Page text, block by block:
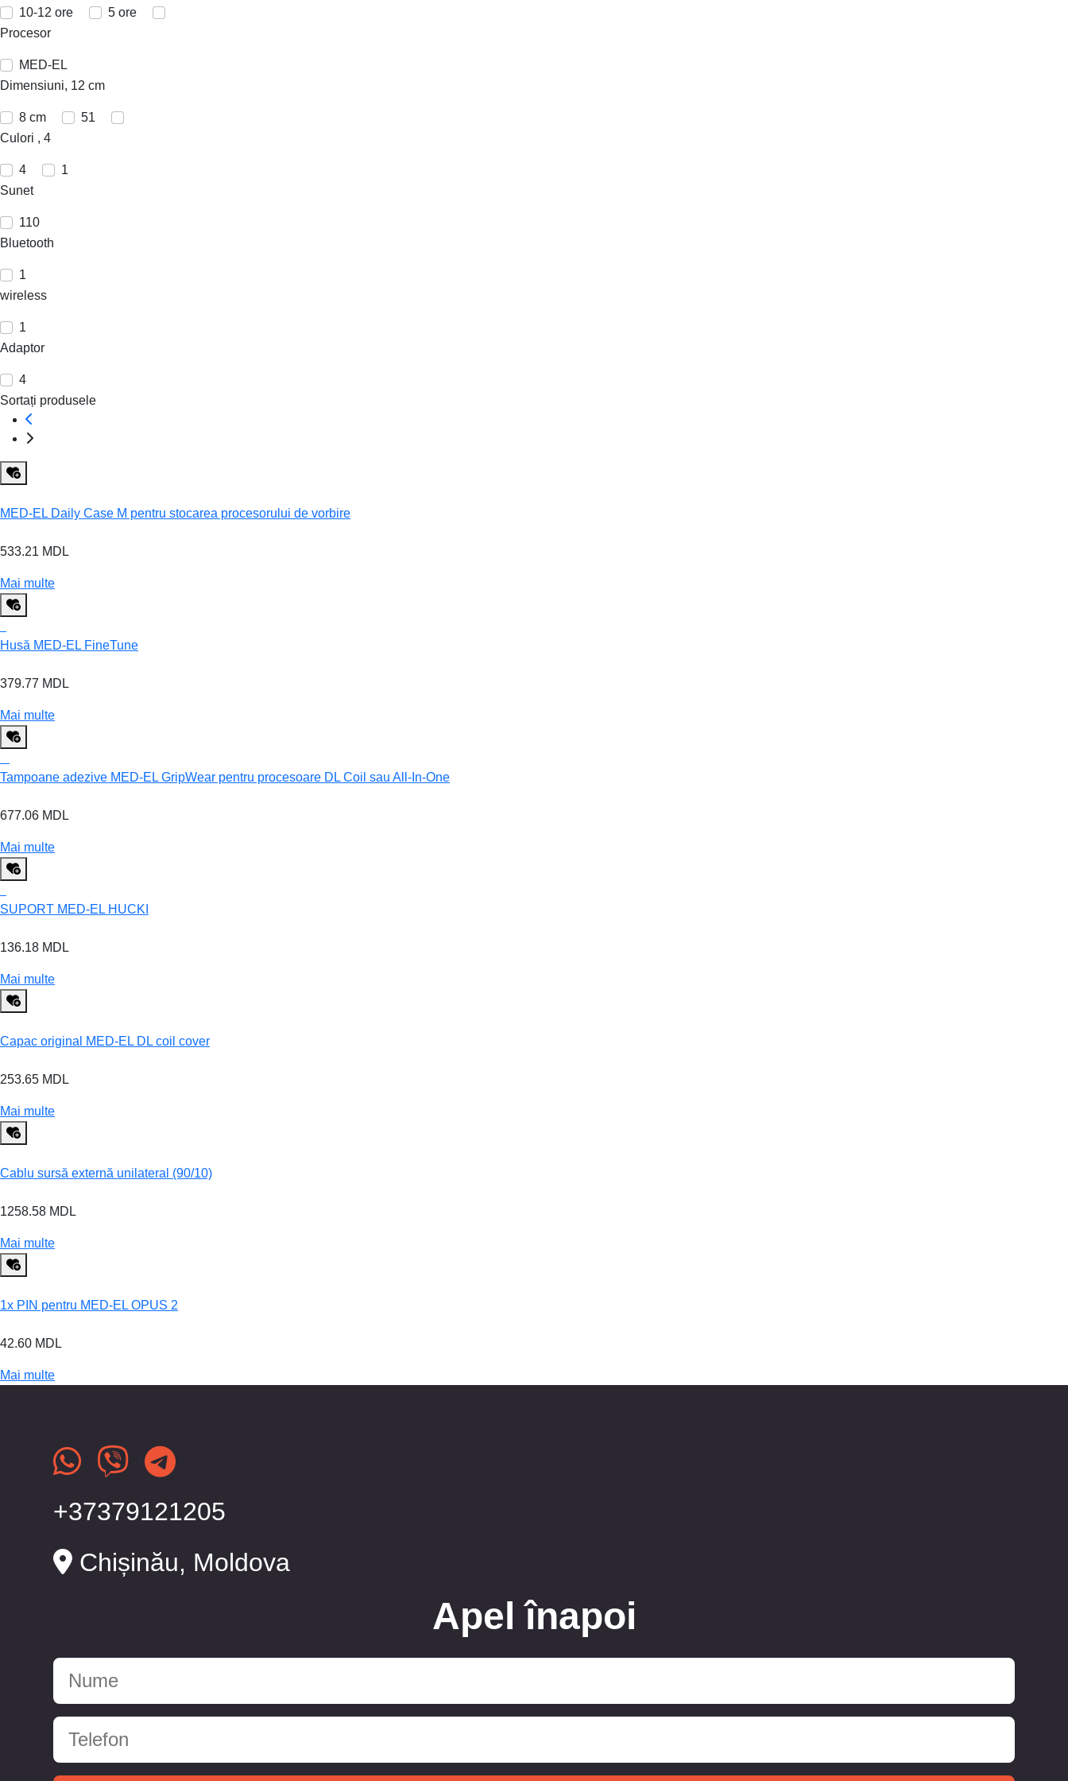
10-12 ore
5 ore
Procesor
MED-EL
Dimensiuni, 12 cm
8 cm
51
Culori , 4
4
1
Sunet
110
Bluetooth
1
wireless
1
Adaptor
4
Sortați produsele
MED-EL Daily Case M pentru stocarea procesorului de vorbire
533.21 MDL
Mai multe
Husă MED-EL FineTune
379.77 MDL
Mai multe
Tampoane adezive MED-EL GripWear pentru procesoare DL Coil sau All-In-One
677.06 MDL
Mai multe
SUPORT MED-EL HUCKI
136.18 MDL
Mai multe
Capac original MED-EL DL coil cover
253.65 MDL
Mai multe
Cablu sursă externă unilateral (90/10)
1258.58 MDL
Mai multe
1x PIN pentru MED-EL OPUS 2
42.60 MDL
Mai multe
+37379121205
Chișinău, Moldova
Apel înapoi